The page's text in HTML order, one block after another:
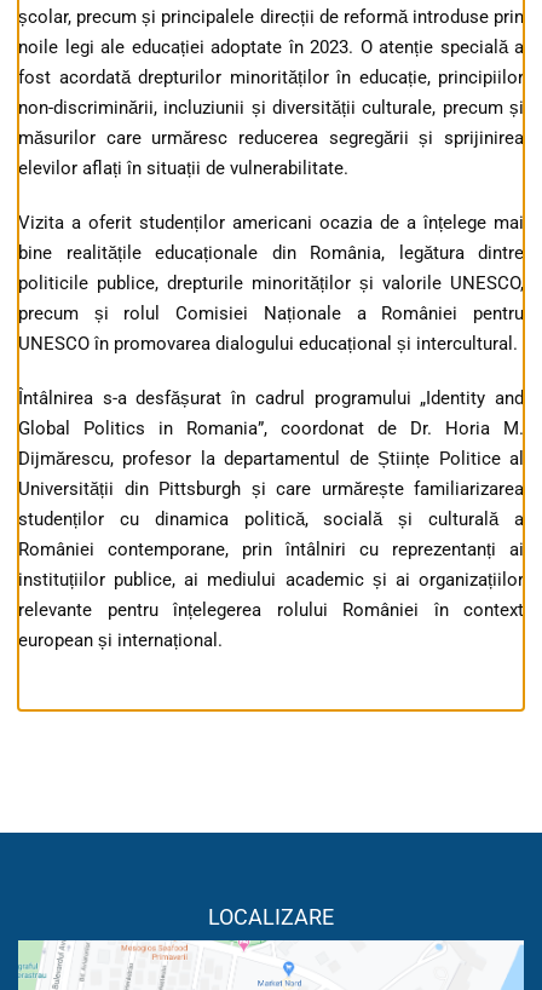
școlar, precum și principalele direcții de reformă introduse prin
noile legi ale educației adoptate în 2023. O atenție specială a
fost acordată drepturilor minorităților în educație, principiilor
non-discriminării, incluziunii și diversității culturale, precum și
măsurilor care urmăresc reducerea segregării și sprijinirea
elevilor aflați în situații de vulnerabilitate.
Vizita a oferit studenților americani ocazia de a înțelege mai
bine realitățile educaționale din România, legătura dintre
politicile publice, drepturile minorităților și valorile UNESCO,
precum și rolul Comisiei Naționale a României pentru
UNESCO în promovarea dialogului educațional și intercultural.
Întâlnirea s-a desfășurat în cadrul programului „Identity and
Global Politics in Romania”, coordonat de Dr. Horia M.
Dijmărescu, profesor la departamentul de Științe Politice al
Universității din Pittsburgh și care urmărește familiarizarea
studenților cu dinamica politică, socială și culturală a
României contemporane, prin întâlniri cu reprezentanți ai
instituțiilor publice, ai mediului academic și ai organizațiilor
relevante pentru înțelegerea rolului României în context
european și internațional.
LOCALIZARE